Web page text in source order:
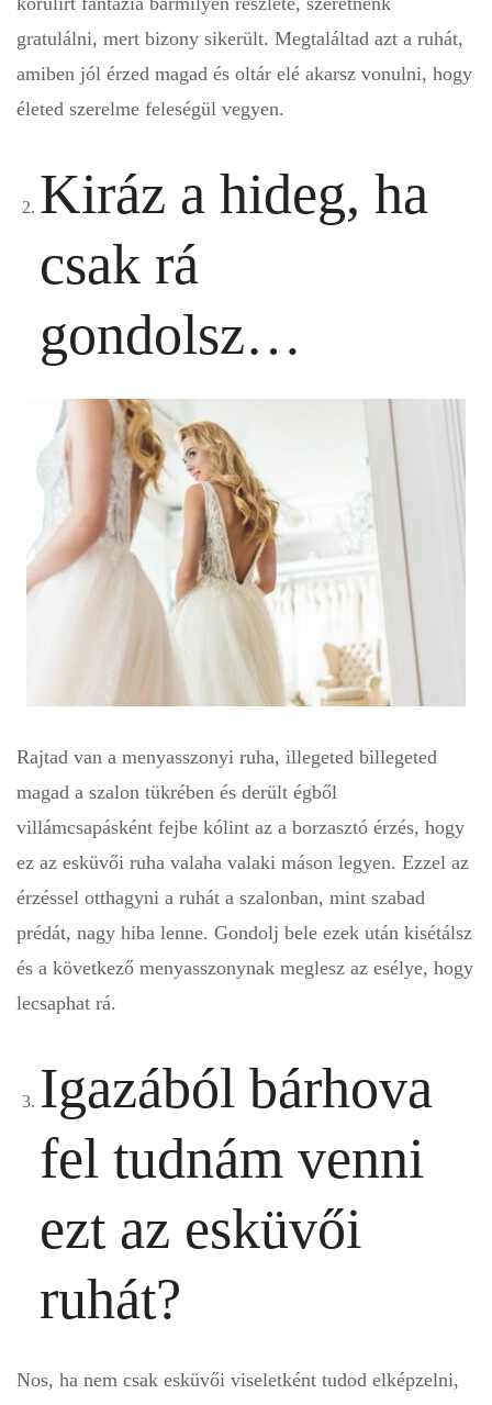
gratulálni, mert bizony sikerült. Megtaláltad azt a ruhát,
amiben jól érzed magad és oltár elé akarsz vonulni, hogy
életed szerelme feleségül vegyen.
Kiráz a hideg, ha
csak rá
gondolsz…
Rajtad van a menyasszonyi ruha, illegeted billegeted
magad a szalon tükrében és derült égből
villámcsapásként fejbe kólint az a borzasztó érzés, hogy
ez az esküvői ruha valaha valaki máson legyen. Ezzel az
érzéssel otthagyni a ruhát a szalonban, mint szabad
prédát, nagy hiba lenne. Gondolj bele ezek után kisétálsz
és a következő menyasszonynak meglesz az esélye, hogy
lecsaphat rá.
Igazából bárhova
fel tudnám venni
ezt az esküvői
ruhát?
Nos, ha nem csak esküvői viseletként tudod elképzelni,